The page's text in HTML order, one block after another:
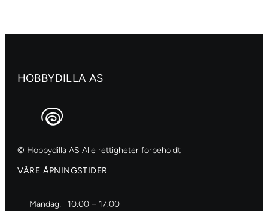
HOBBYDILLA AS
© Hobbydilla AS Alle rettigheter forbeholdt
VÅRE ÅPNINGSTIDER
Mandag: 10.00 – 17.00